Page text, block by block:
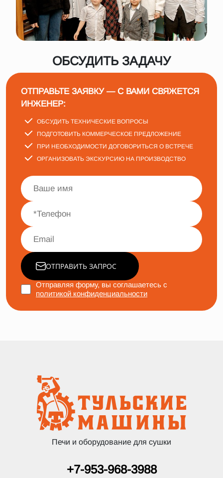
ОБСУДИТЬ ЗАДАЧУ
ОТПРАВЬТЕ ЗАЯВКУ — С ВАМИ СВЯЖЕТСЯ
ИНЖЕНЕР:
ОБСУДИТЬ ТЕХНИЧЕСКИЕ ВОПРОСЫ
ПОДГОТОВИТЬ КОММЕРЧЕСКОЕ ПРЕДЛОЖЕНИЕ
ПРИ НЕОБХОДИМОСТИ ДОГОВОРИТЬСЯ О ВСТРЕЧЕ
ОРГАНИЗОВАТЬ ЭКСКУРСИЮ НА ПРОИЗВОДСТВО
ОТПРАВИТЬ ЗАПРОС
Отправляя форму, вы соглашаетесь с
политикой конфиденциальности
Печи и оборудование для сушки
+7-953-968-3988